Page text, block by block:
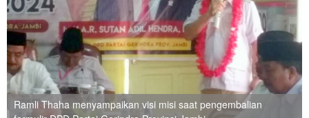
Ramli Thaha menyampaikan visi misi saat pengembalian